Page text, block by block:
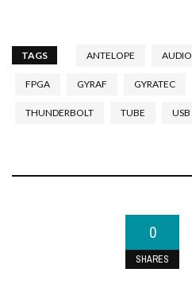
TAGS ANTELOPE AUDIO
FPGA GYRAF GYRATEC
THUNDERBOLT TUBE USB
0
SHARES